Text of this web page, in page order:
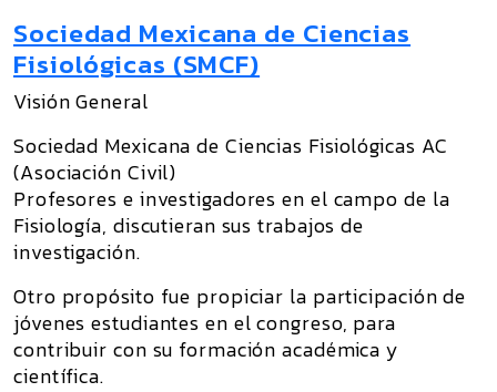
Sociedad Mexicana de Ciencias
Fisiológicas (SMCF)
Visión General
Sociedad Mexicana de Ciencias Fisiológicas AC
(Asociación Civil)
Profesores e investigadores en el campo de la
Fisiología, discutieran sus trabajos de
investigación.
Otro propósito fue propiciar la participación de
jóvenes estudiantes en el congreso, para
contribuir con su formación académica y
científica.